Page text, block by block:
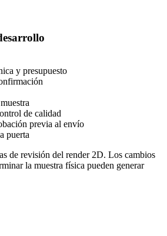
y presupuesto
de calidad
previa al envío
puerta
de revisión del render 2D. Los cambios
la muestra física pueden generar